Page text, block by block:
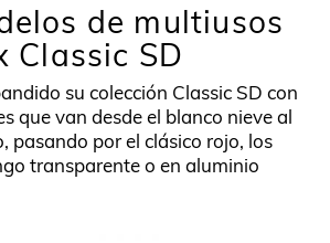
de multiusos
Classic SD
su colección Classic SD con
que van desde el blanco nieve al
pasando por el clásico rojo, los
transparente o en aluminio